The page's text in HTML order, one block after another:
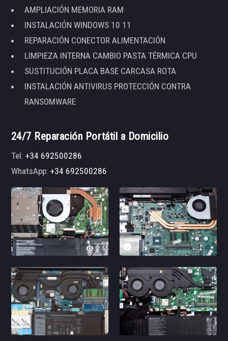
AMPLIACIÓN MEMORIA RAM
INSTALACIÓN WINDOWS 10 11
REPARACIÓN CONECTOR ALIMENTACIÓN
LIMPIEZA INTERNA CAMBIO PASTA TÉRMICA CPU
SUSTITUCIÓN PLACA BASE CARCASA ROTA
INSTALACIÓN ANTIVIRUS PROTECCIÓN CONTRA
RANSOMWARE
24/7 Reparación Portátil a Domicilio
Tel:+34 692500286
WhatsApp:+34 692500286